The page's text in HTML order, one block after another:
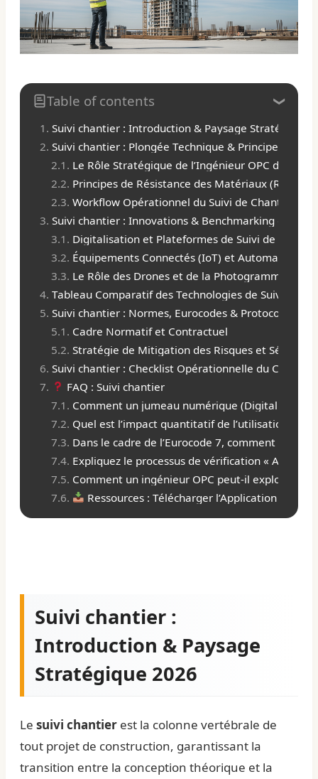
Table of contents
Suivi chantier : Introduction & Paysage Stratégique
Suivi chantier : Plongée Technique & Principes
Le Rôle Stratégique de l’Ingénieur OPC dans le
Principes de Résistance des Matériaux (RDM)
Workflow Opérationnel du Suivi de Chantier
Suivi chantier : Innovations & Benchmarking des
Digitalisation et Plateformes de Suivi de
Équipements Connectés (IoT) et Automatisation
Le Rôle des Drones et de la Photogrammétrie
Tableau Comparatif des Technologies de Suivi
Suivi chantier : Normes, Eurocodes & Protocoles de
Cadre Normatif et Contractuel
Stratégie de Mitigation des Risques et Sécurité
Suivi chantier : Checklist Opérationnelle du Chef de
FAQ : Suivi chantier
Comment un jumeau numérique (Digital Twin)
Quel est l’impact quantitatif de l’utilisation de
Dans le cadre de l’Eurocode 7, comment le
Expliquez le processus de vérification « As-
Comment un ingénieur OPC peut-il exploiter le
Ressources : Télécharger l’Application Excel
Suivi chantier :
Introduction & Paysage
Stratégique 2026
Le suivi chantier est la colonne vertébrale de
tout projet de construction, garantissant la
transition entre la conception théorique et la